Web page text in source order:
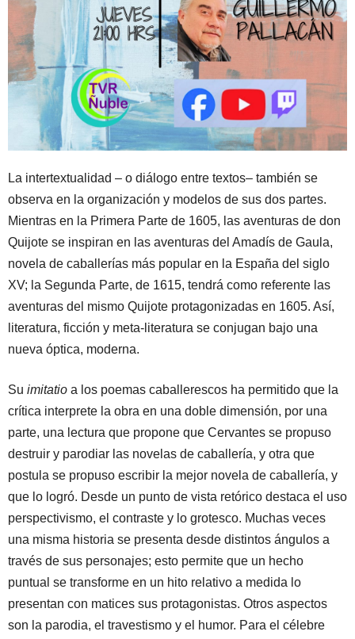
La intertextualidad – o diálogo entre textos– también se
observa en la organización y modelos de sus dos partes.
Mientras en la Primera Parte de 1605, las aventuras de don
Quijote se inspiran en las aventuras del Amadís de Gaula,
novela de caballerías más popular en la España del siglo
XV; la Segunda Parte, de 1615, tendrá como referente las
aventuras del mismo Quijote protagonizadas en 1605. Así,
literatura, ficción y meta-literatura se conjugan bajo una
nueva óptica, moderna.
Su imitatio a los poemas caballerescos ha permitido que la
crítica interprete la obra en una doble dimensión, por una
parte, una lectura que propone que Cervantes se propuso
destruir y parodiar las novelas de caballería, y otra que
postula se propuso escribir la mejor novela de caballería, y
que lo logró. Desde un punto de vista retórico destaca el uso
perspectivismo, el contraste y lo grotesco. Muchas veces
una misma historia se presenta desde distintos ángulos a
través de sus personajes; esto permite que un hecho
puntual se transforme en un hito relativo a medida lo
presentan con matices sus protagonistas. Otros aspectos
son la parodia, el travestismo y el humor. Para el célebre